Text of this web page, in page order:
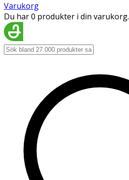
Varukorg
Du har 0 produkter i din varukorg.